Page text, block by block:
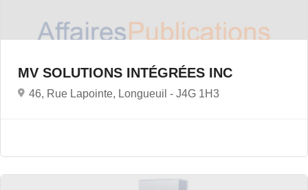
MV SOLUTIONS INTÉGRÉES INC
46, Rue Lapointe, Longueuil - J4G 1H3